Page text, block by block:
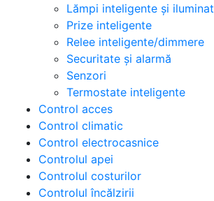
Lămpi inteligente și iluminat
Prize inteligente
Relee inteligente/dimmere
Securitate și alarmă
Senzori
Termostate inteligente
Control acces
Control climatic
Control electrocasnice
Controlul apei
Controlul costurilor
Controlul încălzirii